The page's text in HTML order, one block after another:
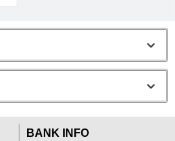
BANK INFO